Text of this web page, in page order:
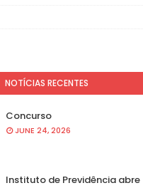
NOTÍCIAS RECENTES
Concurso
JUNE 24, 2026
Instituto de Previdência abre